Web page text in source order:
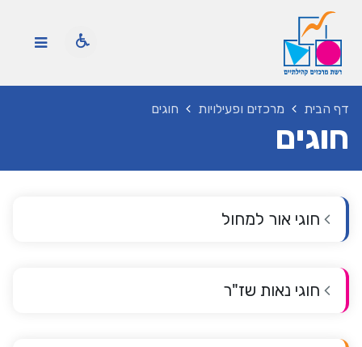
דף הבית מרכזים ופעילויות חוגים
חוגים
חוגי אור למחול
חוגי נאות שז"ר